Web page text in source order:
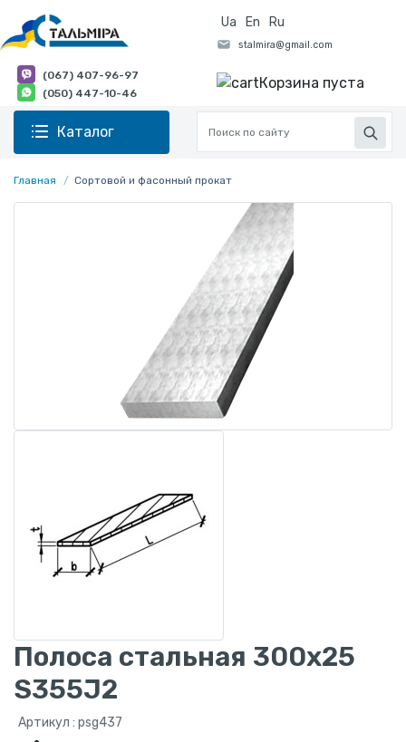
Ua En Ru
(067) 407-96-97
(050) 447-10-46
Корзина пуста
Каталог
Главная Сортовой и фасонный прокат
Полоса стальная 300х25
S355J2
Артикул : psg437